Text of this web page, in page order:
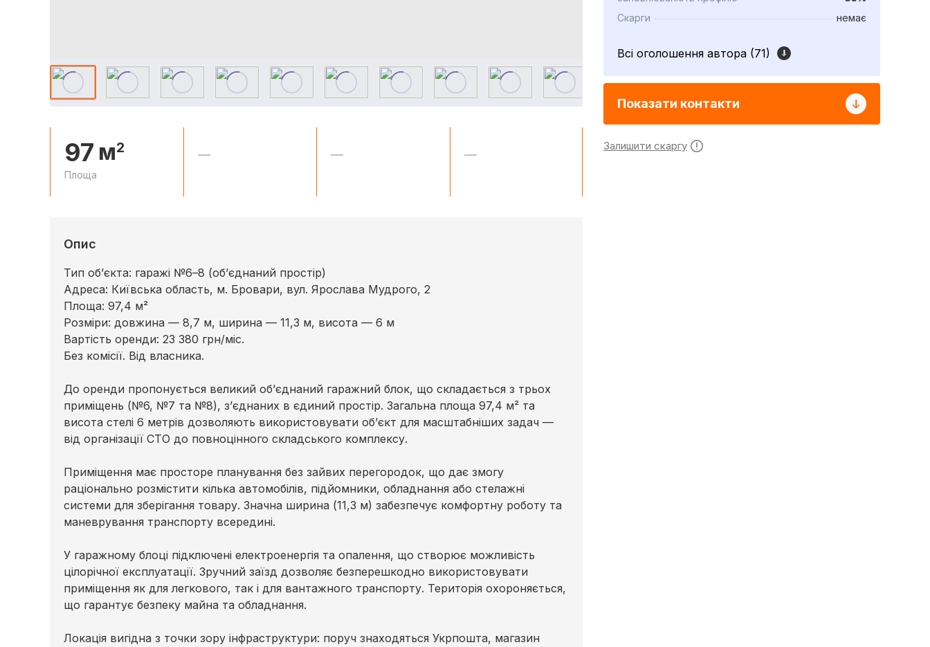
97 м2
Площа
— — —
Опис
Тип об’єкта: гаражі №6–8 (об’єднаний простір)
Адреса: Київська область, м. Бровари, вул. Ярослава Мудрого, 2
Площа: 97,4 м²
Розміри: довжина — 8,7 м, ширина — 11,3 м, висота — 6 м
Вартість оренди: 23 380 грн/міс.
Без комісії. Від власника.
До оренди пропонується великий об’єднаний гаражний блок, що складається з трьох
приміщень (№6, №7 та №8), з’єднаних в єдиний простір. Загальна площа 97,4 м² та
висота стелі 6 метрів дозволяють використовувати об’єкт для масштабніших задач —
від організації СТО до повноцінного складського комплексу.
Приміщення має просторе планування без зайвих перегородок, що дає змогу
раціонально розмістити кілька автомобілів, підйомники, обладнання або стелажні
системи для зберігання товару. Значна ширина (11,3 м) забезпечує комфортну роботу та
маневрування транспорту всередині.
У гаражному блоці підключені електроенергія та опалення, що створює можливість
цілорічної експлуатації. Зручний заїзд дозволяє безперешкодно використовувати
приміщення як для легкового, так і для вантажного транспорту. Територія охороняється,
що гарантує безпеку майна та обладнання.
Локація вигідна з точки зору інфраструктури: поруч знаходяться Укрпошта, магазин
Скарги
немає
Всі оголошення автора (71)
Показати контакти
Залишити скаргу